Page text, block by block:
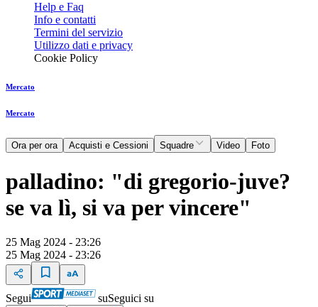
Help e Faq
Info e contatti
Termini del servizio
Utilizzo dati e privacy
Cookie Policy
Mercato
Mercato
Ora per ora Acquisti e Cessioni Squadre Video Foto
palladino: "di gregorio-juve?
se va lì, si va per vincere"
25 Mag 2024 - 23:26
25 Mag 2024 - 23:26
Segui suSeguici su